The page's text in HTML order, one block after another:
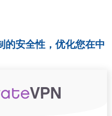
安全性，优化您在中